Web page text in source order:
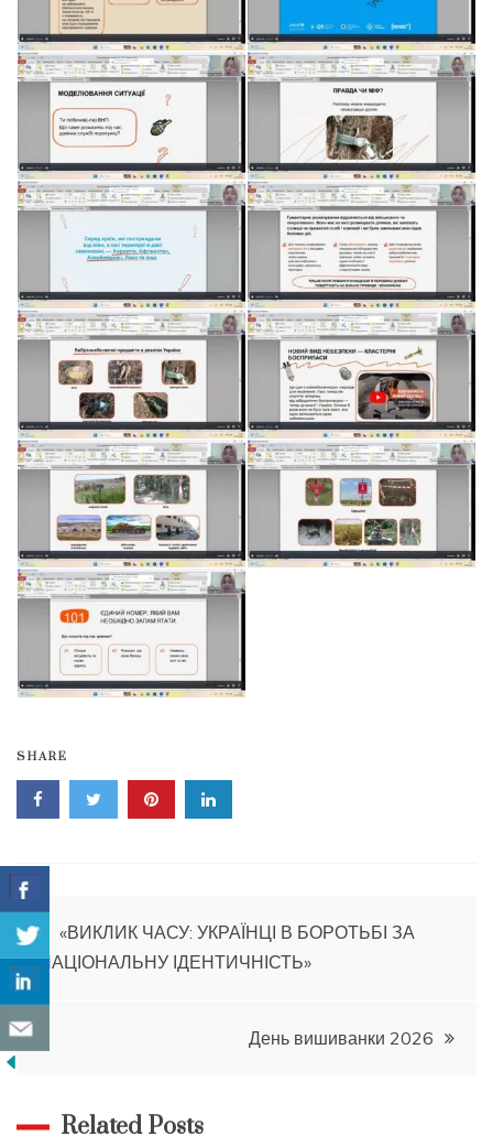
SHARE
Навігація
записів
«ВИКЛИК ЧАСУ: УКРАЇНЦІ В БОРОТЬБІ ЗА
НАЦІОНАЛЬНУ ІДЕНТИЧНІСТЬ»
День вишиванки 2026
Related Posts